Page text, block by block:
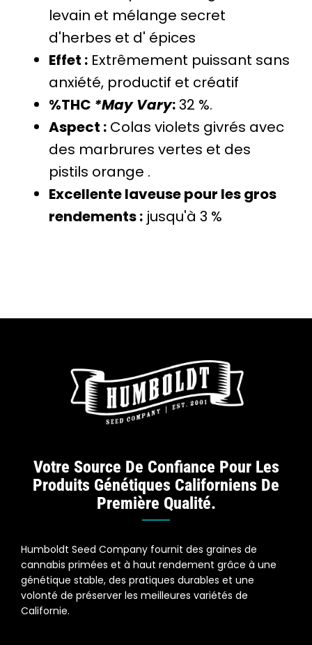
levain et mélange secret
d'herbes et d' épices
Effet :Extrêmement puissant sans
anxiété, productif et créatif
%THC *May Vary:32 %.
Aspect :Colas violets givrés avec
des marbrures vertes et des
pistils orange .
Excellente laveuse pour les gros
rendements :jusqu'à 3 %
Votre Source De Confiance Pour Les
Produits Génétiques Californiens De
Première Qualité.
Humboldt Seed Company fournit des graines de
cannabis primées et à haut rendement grâce à une
génétique stable, des pratiques durables et une
volonté de préserver les meilleures variétés de
Californie.